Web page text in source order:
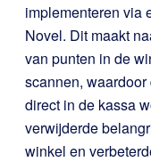
implementeren via
Novel. Dit maakt
van punten in de
scannen,
direct in de kassa
verwijderde
winkel en